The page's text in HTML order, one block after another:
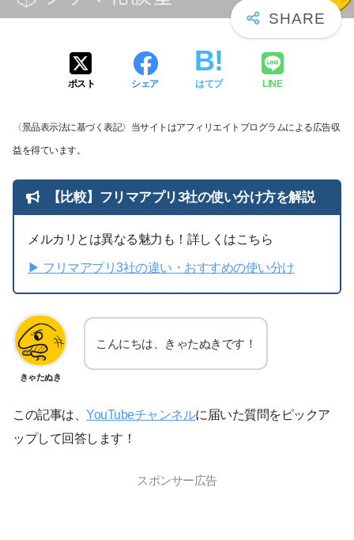
ポスト シェア はてブ LINE
〈景品表示法に基づく表記〉当サイトはアフィリエイトプログラムによる広告収
益を得ています。
【比較】フリマアプリ3社の使い分け方を解説
メルカリとは異なる魅力も！詳しくはこちら
▶︎ フリマアプリ3社の違い・おすすめの使い分け
きゃたぬき
こんにちは、きゃたぬきです！
この記事は、 YouTubeチャンネルに届いた質問をピックア
ップして回答します！
スポンサー広告